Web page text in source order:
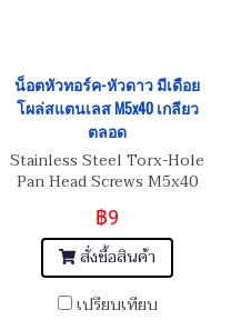
น็อตหัวทอร์ค-หัวดาว มีเดือย
โผล่สแตนเลส M5x40 เกลียว
ตลอด
Stainless Steel Torx-Hole
Pan Head Screws M5x40
฿9
สั่งซื้อสินค้า
เปรียบเทียบ